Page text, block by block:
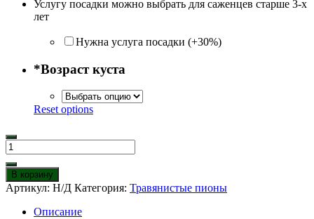
Услугу посадки можно выбрать для саженцев старше 3-х
лет
Нужна услуга посадки (+30%)
*Возраст куста
Reset options
Количество
товара
Пион
травянистый
Феликс
Краусс
В корзину
Артикул: Н/Д Категория: Травянистые пионы
Описание